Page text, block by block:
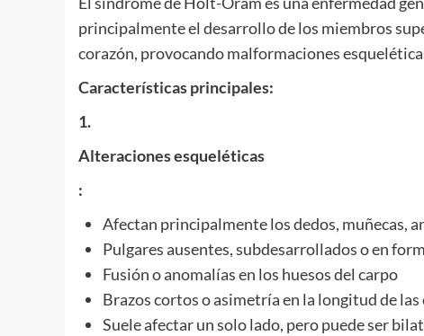
principalmente el desarrollo de los miembros
corazón, provocando malformaciones
Características principales:
1.
Alteraciones esqueléticas
:
Afectan principalmente los dedos, muñecas,
Pulgares ausentes, subdesarrollados o en
Fusión o anomalías en los huesos del carpo
Brazos cortos o asimetría en la longitud de
Suele afectar un solo lado, pero puede ser